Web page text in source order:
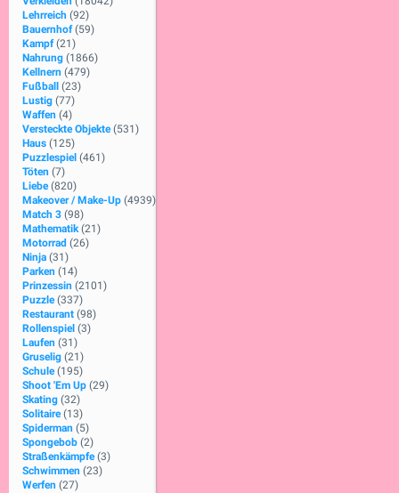
Lehrreich (92)
Bauernhof (59)
Kampf (21)
Nahrung (1866)
Kellnern (479)
Fußball
(23)
Lustig (77)
Waffen (4)
Versteckte Objekte (531)
Haus (125)
Puzzlespiel (461)
Töten (7)
Liebe (820)
Makeover / Make-Up (4939)
Match 3 (98)
Mathematik (21)
Motorrad (26)
Ninja (31)
Parken (14)
Prinzessin (2101)
Puzzle (337)
Restaurant (98)
Rollenspiel (3)
Laufen (31)
Gruselig (21)
Schule (195)
Shoot 'Em Up (29)
Skating (32)
Solitaire (13)
Spiderman (5)
Spongebob (2)
Straßenkämpfe (3)
Schwimmen (23)
Werfen (27)